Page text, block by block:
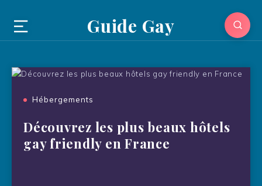
Guide Gay
Hébergements
Découvrez les plus beaux hôtels
gay friendly en France